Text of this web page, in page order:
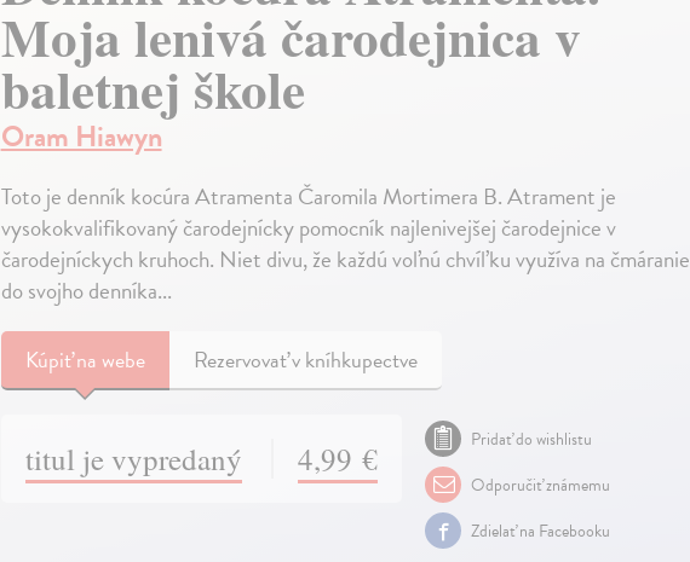
Moja lenivá čarodejnica v
baletnej škole
Oram Hiawyn
Toto je denník kocúra Atramenta Čaromila Mortimera B. Atrament je
vysokokvalifikovaný čarodejnícky pomocník najlenivejšej čarodejnice v
čarodejníckych kruhoch. Niet divu, že každú voľnú chvíľku využíva na čmáranie
do svojho denníka...
Kúpiťna webe Rezervovať v kníhkupectve
titul je vypredaný 4,99 €
Pridať do wishlistu
Odporučiť známemu
Zdielať na Facebooku